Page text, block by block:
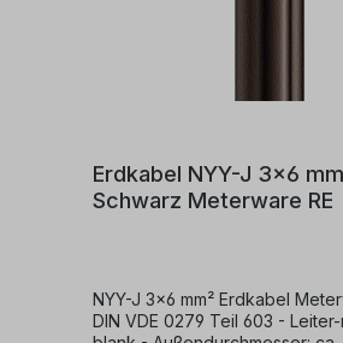
Erdkabel NYY-J 3x6
Schwarz Meterware RE
NYY-J 3x6 mm² Erdkabel
DIN VDE 0279 Teil 603 - Leiter-